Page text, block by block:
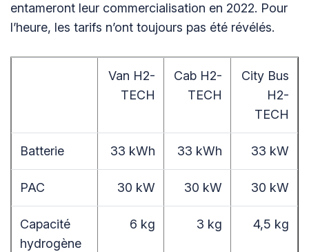
entameront leur commercialisation en 2022. Pour
l’heure, les tarifs n’ont toujours pas été révélés.
Van H2-
TECH
Cab H2-
TECH
City Bus
H2-
TECH
Batterie 33 kWh 33 kWh 33 kW
PAC 30 kW 30 kW 30 kW
Capacité
hydrogène
6 kg 3 kg 4,5 kg